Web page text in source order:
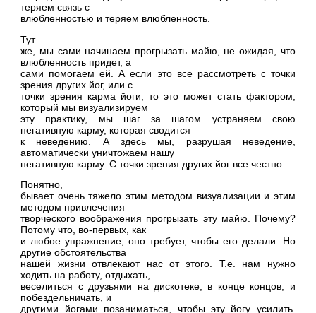
теряем связь с
влюбленностью и теряем влюбленность.
Тут
же, мы сами начинаем прогрызать майю, не ожидая, что
влюбленность придет, а
сами помогаем ей. А если это все рассмотреть с точки
зрения других йог, или с
точки зрения карма йоги, то это может стать фактором,
который мы визуализируем
эту практику, мы шаг за шагом устраняем свою
негативную карму, которая сводится
к неведению. А здесь мы, разрушая неведение,
автоматически уничтожаем нашу
негативную карму. С точки зрения других йог все честно.
Понятно,
бывает очень тяжело этим методом визуализации и этим
методом привлечения
творческого воображения прогрызать эту майю. Почему?
Потому что, во-первых, как
и любое упражнение, оно требует, чтобы его делали. Но
другие обстоятельства
нашей жизни отвлекают нас от этого. Т.е. нам нужно
ходить на работу, отдыхать,
веселиться с друзьями на дискотеке, в конце концов, и
побездельничать, и
другими йогами позаниматься, чтобы эту йогу усилить.